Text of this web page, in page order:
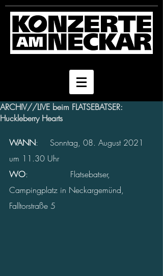
ARCHIV//LIVE beim FLATSEBATSER:
Huckleberry Hearts
WANN: 	Sonntag, 08. August 2021
um 11.30 Uhr
WO:
Flatsebatser,
Campingplatz in Neckargemünd,
Falltorstraße 5